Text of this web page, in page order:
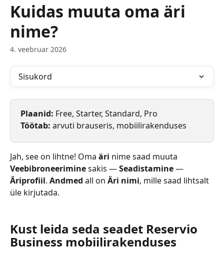
Kuidas muuta oma äri
nime?
4. veebruar 2026
Sisukord
Plaanid: Free, Starter, Standard, Pro
Töötab: arvuti brauseris, mobiilirakenduses
Jah, see on lihtne! Oma äri nime saad muuta
Veebibroneerimine sakis — Seadistamine —
Äriprofiil. Andmed all on Äri nimi, mille saad lihtsalt
üle kirjutada.
Kust leida seda seadet Reservio
Business mobiilirakenduses